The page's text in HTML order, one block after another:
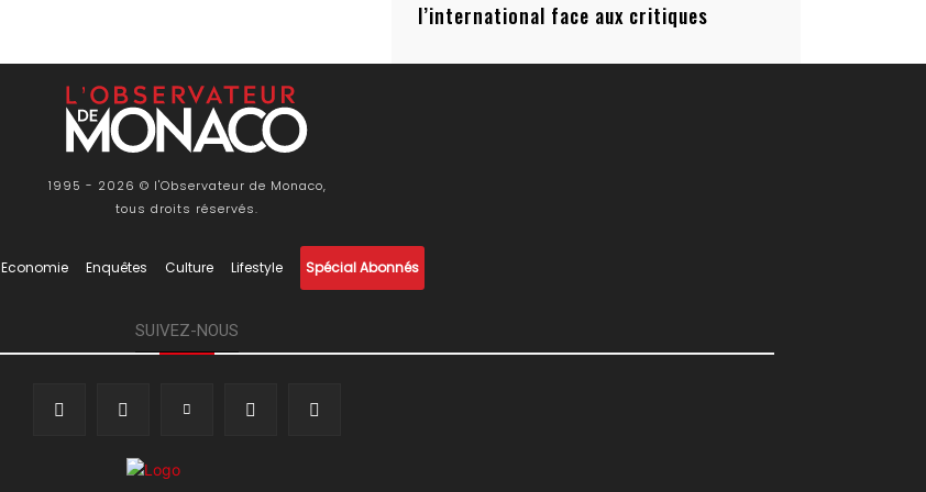
l’international face aux critiques
1995 - 2026 © l'Observateur de Monaco,
tous droits réservés.
Economie Enquêtes Culture Lifestyle Spécial Abonnés
SUIVEZ-NOUS